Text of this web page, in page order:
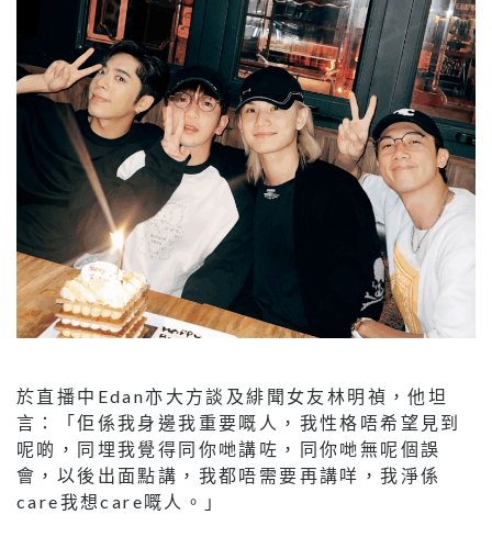
於直播中Edan亦大方談及緋聞女友林明禎，他坦
言：「佢係我身邊我重要嘅人，我性格唔希望見到
呢啲，同埋我覺得同你哋講咗，同你哋無呢個誤
會，以後出面點講，我都唔需要再講咩，我淨係
care我想care嘅人。」